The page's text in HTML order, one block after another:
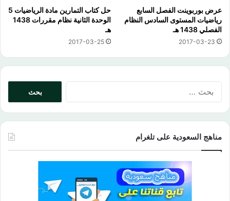
عرض بوربوينت الفصل السابع
رياضيات المستوى السادس النظام
الفصلي 1438 هـ
2017-03-23
حل كتاب التمارين مادة الرياضيات 5
الوحدة الثانية نظام مقررات 1438
هـ
2017-03-25
مناهج السعودية على تلغرام